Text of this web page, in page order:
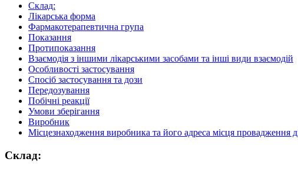
Склад:
Лікарська форма
Фармакотерапевтична група
Показання
Протипоказання
Взаємодія з іншими лікарськими засобами та інші види взаємодій
Особливості застосування
Спосіб застосування та дози
Передозування
Побічні реакції
Умови зберігання
Виробник
Місцезнаходження виробника та його адреса місця провадження
Склад: